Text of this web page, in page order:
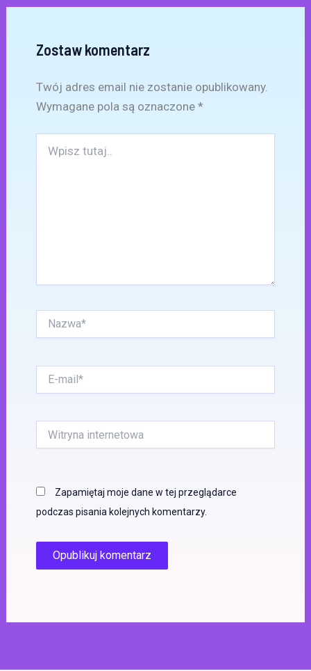
Zostaw komentarz
Twój adres email nie zostanie opublikowany.
Wymagane pola są oznaczone *
tutaj..
mail*
internetowa
Zapamiętaj moje dane w tej przeglądarce
podczas pisania kolejnych komentarzy.